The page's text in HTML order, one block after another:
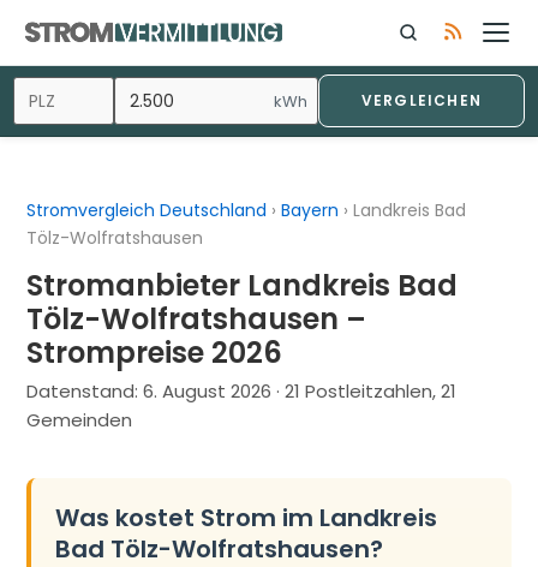
Inhalt
springen
kWh VERGLEICHEN
Stromvergleich Deutschland ›Bayern ›Landkreis Bad
Tölz-Wolfratshausen
Stromanbieter Landkreis Bad
Tölz-Wolfratshausen –
Strompreise 2026
Datenstand:6. August 2026 · 21 Postleitzahlen, 21
Gemeinden
Was kostet Strom im Landkreis
Bad Tölz-Wolfratshausen?